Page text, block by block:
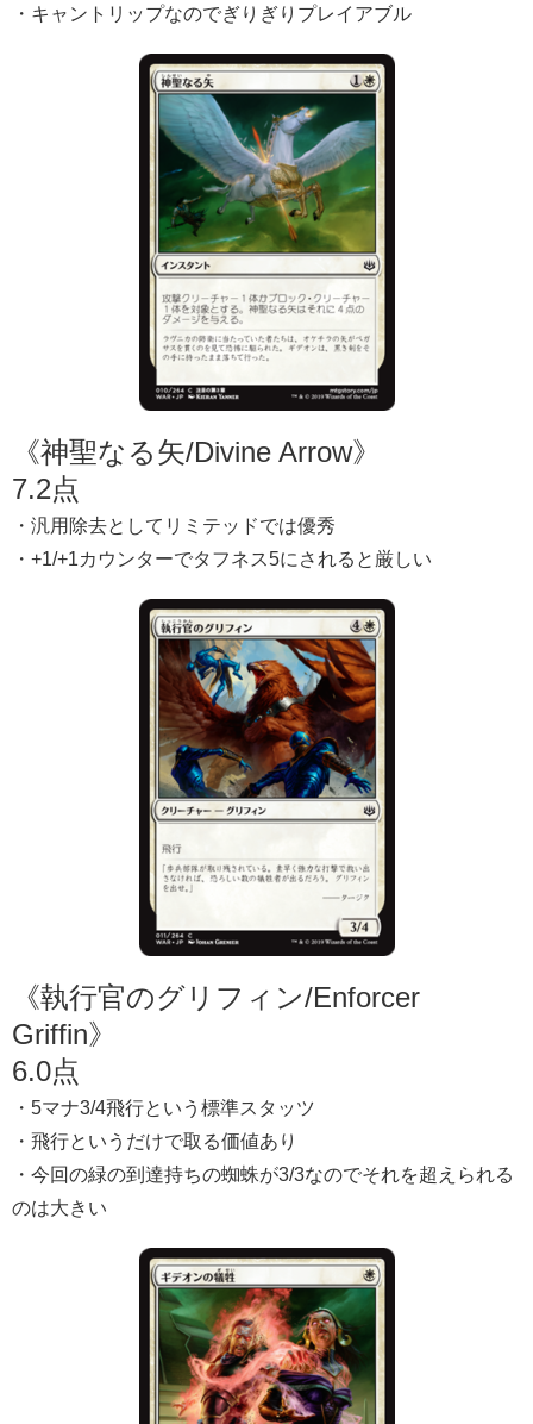
・キャントリップなのでぎりぎりプレイアブル
《神聖なる矢/Divine Arrow》
7.2点
・汎用除去としてリミテッドでは優秀
・+1/+1カウンターでタフネス5にされると厳しい
《執行官のグリフィン/Enforcer
Griffin》
6.0点
・5マナ3/4飛行という標準スタッツ
・飛行というだけで取る価値あり
・今回の緑の到達持ちの蜘蛛が3/3なのでそれを超えられる
のは大きい